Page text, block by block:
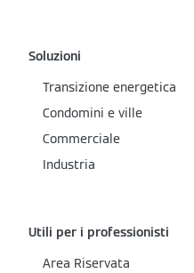
Soluzioni
Transizione energetica
Condomini e ville
Commerciale
Industria
Utili per i professionisti
Area Riservata